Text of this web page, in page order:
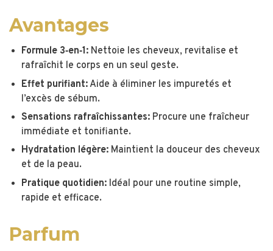
Avantages
Formule 3‑en‑1: Nettoie les cheveux, revitalise et
rafraîchit le corps en un seul geste.
Effet purifiant:Aide à éliminer les impuretés et
l’excès de sébum.
Sensations rafraîchissantes: Procure une fraîcheur
immédiate et tonifiante.
Hydratation légère: Maintient la douceur des cheveux
et de la peau.
Pratique quotidien: Idéal pour une routine simple,
rapide et efficace.
Parfum